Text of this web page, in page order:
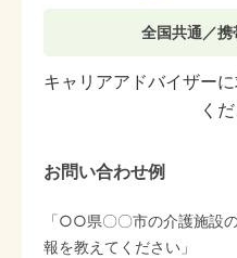
全国共通／携
キャリアアドバイザー
く
お問い合わせ例
「○○県〇〇市の介護施設
報を教えてください」